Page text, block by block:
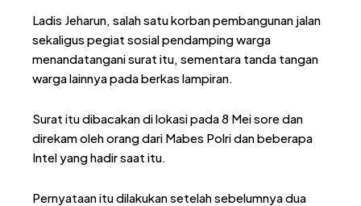
Ladis Jeharun, salah satu korban pembangunan jalan
sekaligus pegiat sosial pendamping warga
menandatangani surat itu, sementara tanda tangan
warga lainnya pada berkas lampiran.
Surat itu dibacakan di lokasi pada 8 Mei sore dan
direkam oleh orang dari Mabes Polri dan beberapa
Intel yang hadir saat itu.
Pernyataan itu dilakukan setelah sebelumnya dua